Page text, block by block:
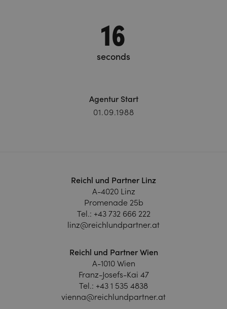
17
seconds
Agentur Start
01.09.1988
Reichl und Partner Linz
A-4020 Linz
Promenade 25b
Tel.: +43 732 666 222
linz@reichlundpartner.at
Reichl und Partner Wien
A-1010 Wien
Franz-Josefs-Kai 47
Tel.: +43 1 535 4838
vienna@reichlundpartner.at